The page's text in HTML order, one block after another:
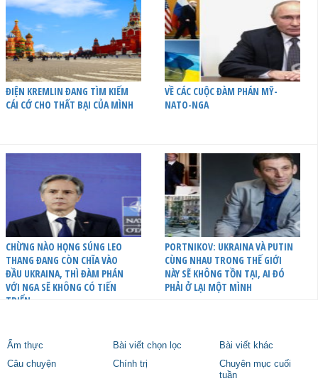
ĐIỆN KREMLIN ĐANG TÌM KIẾM
CÁI CỚ CHO THẤT BẠI CỦA MÌNH
VỀ CÁC CUỘC ĐÀM PHÁN MỸ-
NATO-NGA
CHỪNG NÀO HỌNG SÚNG LEO
THANG ĐANG CÒN CHĨA VÀO
ĐẦU UKRAINA, THÌ ĐÀM PHÁN
VỚI NGA SẼ KHÔNG CÓ TIẾN
TRIỂN
PORTNIKOV: UKRAINA VÀ PUTIN
CÙNG NHAU TRONG THẾ GIỚI
NÀY SẼ KHÔNG TỒN TẠI, AI ĐÓ
PHẢI Ở LẠI MỘT MÌNH
Ẩm thực Bài viết chọn lọc
Bài viết khác
Câu chuyện
Chính trị
Chuyên mục cuối
tuần